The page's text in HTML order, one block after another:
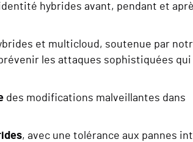
hybrides avant, pendant et
et multicloud, soutenue par
les attaques sophistiquées
des modifications malveillantes dans
, avec une tolérance aux pannes